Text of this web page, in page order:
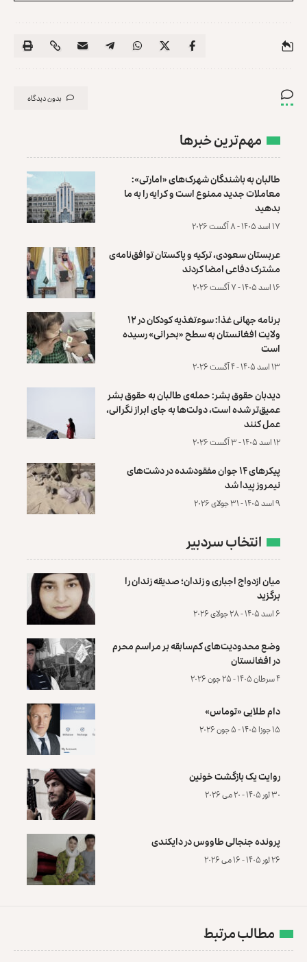
بدون دیدگاه
مهم‌ترین خبرها
طالبان به باشندگان شهرک‌های «امارتی»:
معاملات جدید ممنوع است و کرایه را به ما
بدهید
۱۷ اسد ۱۴۰۵ - ۸ آگست ۲۰۲۶
عربستان سعودی، ترکیه و پاکستان توافق‌نامه‌ی
مشترک دفاعی امضا کردند
۱۶ اسد ۱۴۰۵ - ۷ آگست ۲۰۲۶
برنامه جهانی غذا: سوءتغذیه کودکان در ۱۲
ولایت افغانستان به سطح «بحرانی» رسیده
است
۱۳ اسد ۱۴۰۵ - ۴ آگست ۲۰۲۶
دیدبان حقوق بشر: حمله‌ی طالبان به حقوق بشر
عمیق‌تر شده است، دولت‌ها به جای ابراز نگرانی،
عمل کنند
۱۲ اسد ۱۴۰۵ - ۳ آگست ۲۰۲۶
پیکرهای ۱۴ جوان مفقودشده در دشت‌های
نیمروز پیدا شد
۹ اسد ۱۴۰۵ - ۳۱ جولای ۲۰۲۶
انتخاب سردبیر
میان ازدواج اجباری و زندان؛ صدیقه زندان را
برگزید
۶ اسد ۱۴۰۵ - ۲۸ جولای ۲۰۲۶
وضع محدودیت‌های کم‌سابقه بر مراسم محرم
در افغانستان
۴ سرطان ۱۴۰۵ - ۲۵ جون ۲۰۲۶
دام طلایی «توماس»
۱۵ جوزا ۱۴۰۵ - ۵ جون ۲۰۲۶
روایت یک بازگشت خونین
۳۰ ثور ۱۴۰۵ - ۲۰ می ۲۰۲۶
پرونده‌ جنجالی طاووس در دایکندی
۲۶ ثور ۱۴۰۵ - ۱۶ می ۲۰۲۶
مطالب مرتبط